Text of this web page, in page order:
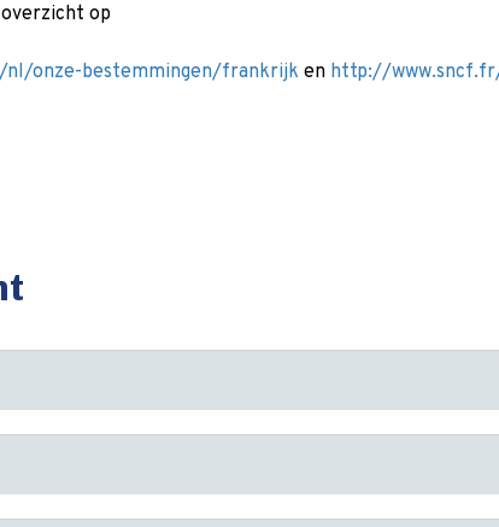
op
nl/onze-bestemmingen/frankrijk en http://